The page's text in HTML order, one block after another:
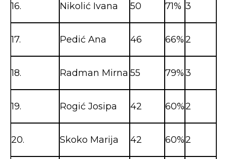
16. Nikolić Ivana 50 71% 3
17. Pedić Ana 46 66%2
18. Radman Mirna 55 79%3
19. Rogić Josipa 42 60%2
20. Skoko Marija 42 60%2